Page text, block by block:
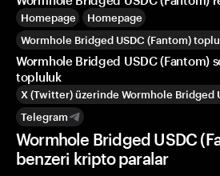
Homepage
Homepage
Wormhole Bridged USDC (Fantom)
Wormhole Bridged USDC (Fantom)
topluluk
X (Twitter) üzerinde Wormhole Bridged
Telegram
Wormhole Bridged USDC
benzeri kripto paralar